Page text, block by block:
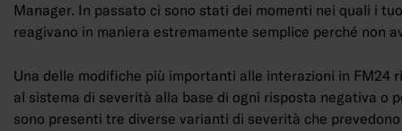
Manager. In passato ci sono stati dei momenti nei quali i
reagivano in maniera estremamente semplice perché non
Una delle modifiche più importanti alle interazioni in FM24
al sistema di severità alla base di ogni risposta negativa o
sono presenti tre diverse varianti di severità che